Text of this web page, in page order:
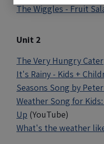
The Wiggles - Fruit
Unit 2
The Very Hungry
It's Rainy - Kids +
Seasons Song by
Weather Song for
Up (YouTube)
What's the weather